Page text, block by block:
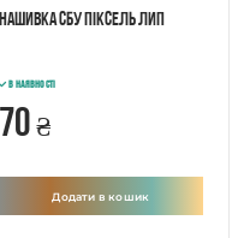
Нашивка СБУ піксель лип
В наявності
70 ₴
Додати в кошик